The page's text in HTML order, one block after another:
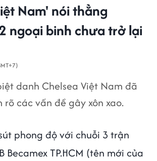
Nam' nói thẳng
ngoại binh chưa trở lại
danh Chelsea Việt Nam đã
các vấn đề gây xôn xao.
phong độ với chuỗi 3 trận
Becamex TP.HCM (tên mới của